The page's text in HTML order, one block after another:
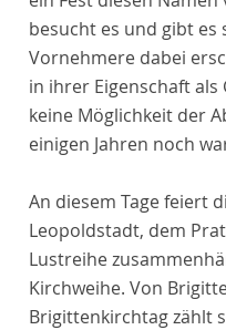
besucht es und gibt es
Vornehmere dabei
in ihrer Eigenschaft als
keine Möglichkeit der
einigen Jahren noch
An diesem Tage feiert
Leopoldstadt, dem
Lustreihe
Kirchweihe. Von
Brigittenkirchtag zählt